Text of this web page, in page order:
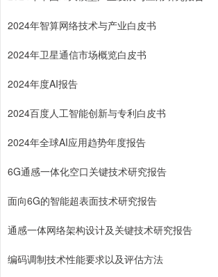
2024年智算网络技术与产业白皮书
2024年卫星通信市场概览白皮书
2024年度AI报告
2024百度人工智能创新与专利白皮书
2024年全球AI应用趋势年度报告
6G通感一体化空口关键技术研究报告
面向6G的智能超表面技术研究报告
通感一体网络架构设计及关键技术研究报告
编码调制技术性能要求以及评估方法